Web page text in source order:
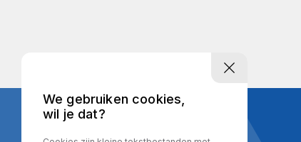
We gebruiken cookies,
wil je dat?